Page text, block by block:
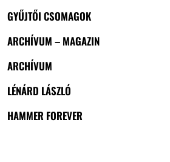
GYŰJTŐI CSOMAGOK
ARCHÍVUM – MAGAZIN
ARCHÍVUM
LÉNÁRD LÁSZLÓ
HAMMER FOREVER